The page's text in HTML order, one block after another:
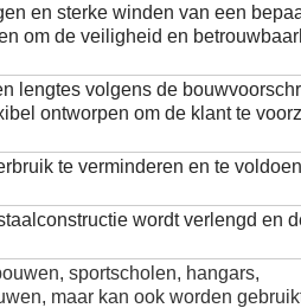
en sterke winden van een
om de veiligheid en
lengtes volgens de
ontworpen om de klant te
te verminderen en te
wordt verlengd en
sportscholen, hangars,
maar kan ook worden